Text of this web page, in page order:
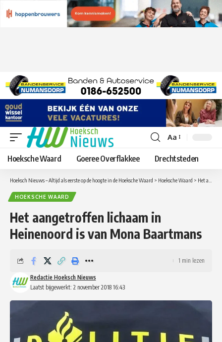
Lettergrootte
aanpassen
Aa
Hoeksche Waard Goeree Overflakkee Drechtsteden
Hoeksch Nieuws – Altijd als eerste op de hoogte in de Hoeksche Waard > Hoeksche Waard > Het aangetroffen lichaam in Heinenoord is van Mona Baartmans
HOEKSCHE WAARD
Het aangetroffen lichaam in
Heinenoord is van Mona Baartmans
Laatst bijgewerkt: 2 november 2018 16:43
Redactie Hoeksch Nieuws
1 min lezen